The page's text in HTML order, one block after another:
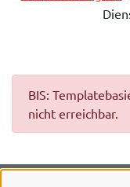
BIS:
nicht erreichbar.